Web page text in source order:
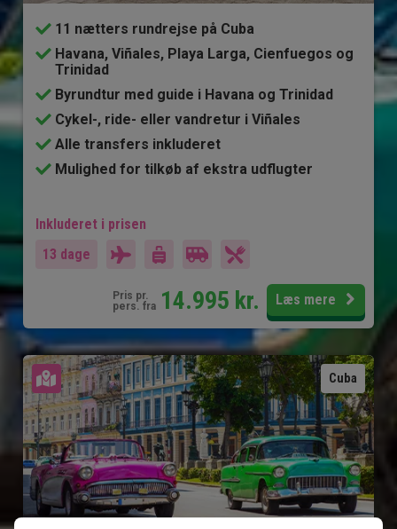
11 nætters rundrejse på Cuba
Havana, Viñales, Playa Larga, Cienfuegos og
Trinidad
Byrundtur med guide i Havana og Trinidad
Cykel-, ride- eller vandretur i Viñales
Alle transfers inkluderet
Mulighed for tilkøb af ekstra udflugter
Inkluderet i prisen
13 dage
Pris pr.
pers. fra 14.995 kr. Læs mere
Cuba
Se kort